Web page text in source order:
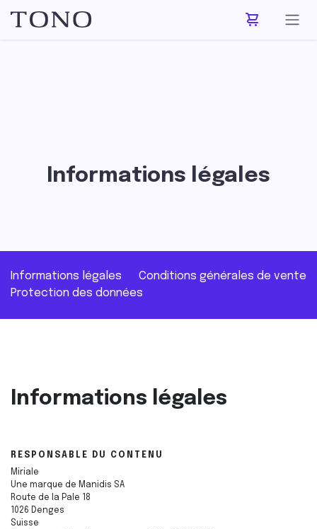
Informations légales
Informations légales
Conditions générales de vente
Protection des données
Informations légales
RESPONSABLE DU CONTENU
Miriale
Une marque de Manidis SA
Route de la Pale 18
1026 Denges
Suisse